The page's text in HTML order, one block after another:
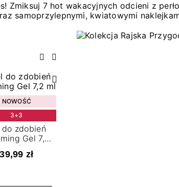
Zmiksuj 7 hot wakacyjnych odcieni z
samoprzylepnymi, kwiatowymi
Poprzedni
Następny
NOWOŚĆ
3+3
do zdobień
Gel 7,2
ml
39,99 zł